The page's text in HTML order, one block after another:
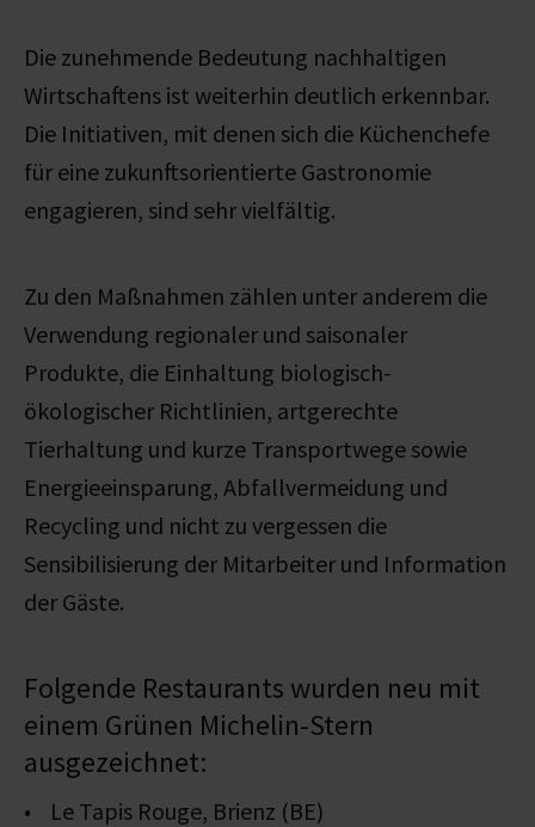
Die zunehmende Bedeutung nachhaltigen
Wirtschaftens ist weiterhin deutlich erkennbar.
Die Initiativen, mit denen sich die Küchenchefe
für eine zukunftsorientierte Gastronomie
engagieren, sind sehr vielfältig.
Zu den Maßnahmen zählen unter anderem die
Verwendung regionaler und saisonaler
Produkte, die Einhaltung biologisch-
ökologischer Richtlinien, artgerechte
Tierhaltung und kurze Transportwege sowie
Energieeinsparung, Abfallvermeidung und
Recycling und nicht zu vergessen die
Sensibilisierung der Mitarbeiter und Information
der Gäste.
Folgende Restaurants wurden neu mit
einem Grünen Michelin-Stern
ausgezeichnet:
• Le Tapis Rouge, Brienz (BE)